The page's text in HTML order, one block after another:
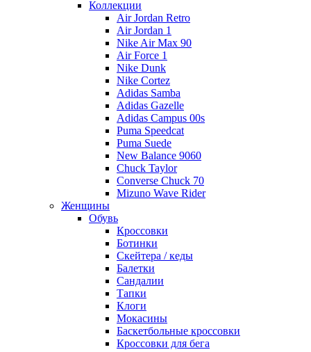
Коллекции
Air Jordan Retro
Air Jordan 1
Nike Air Max 90
Air Force 1
Nike Dunk
Nike Cortez
Adidas Samba
Adidas Gazelle
Adidas Campus 00s
Puma Speedcat
Puma Suede
New Balance 9060
Chuck Taylor
Converse Chuck 70
Mizuno Wave Rider
Женщины
Обувь
Кроссовки
Ботинки
Скейтера / кеды
Балетки
Сандалии
Тапки
Клоги
Мокасины
Баскетбольные кроссовки
Кроссовки для бега